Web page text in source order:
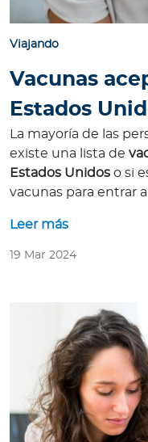
Viajando
Vacunas
Estados
La mayoría de las
existe una lista de
Estados Unidos o si
vacunas para entrar
Leer más
19 Mar 2024